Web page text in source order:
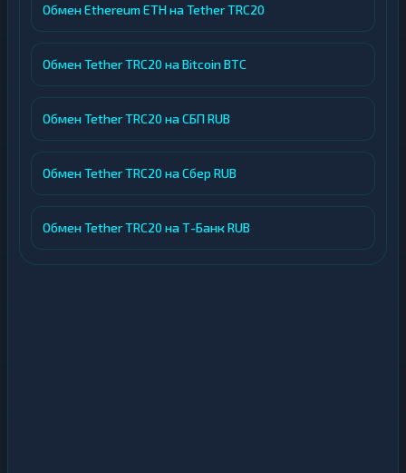
Обмен Ethereum ETH на Tether TRC20
Обмен Tether TRC20 на Bitcoin BTC
Обмен Tether TRC20 на СБП RUB
Обмен Tether TRC20 на Сбер RUB
Обмен Tether TRC20 на Т-Банк RUB